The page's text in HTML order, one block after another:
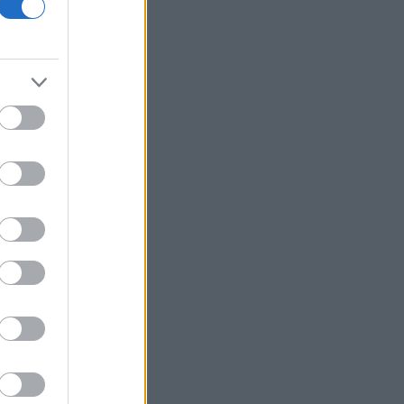
Servicers: Αναστολή οχλήσεων και
νομικών ενεργειών για οφειλές στους
νομικό επίπεδο για τους υπαίτιους της
πυρκαγιάς στη Δυτική Αττική
Η ΕΕ θα χρησιμοποιήσει 1,4 δισ. ευρώ
βοήθεια στην Ουκρανία
Μητσοτάκης: Θα έχουμε μία
καινούργια ΔΕΘ το 2030 και ένα μεγάλο
χώρο πρασίνου στο κέντρο της πόλης
με άγνωστο αντικείμενο κοντά στο
αεροδρόμιο της Λειψίας
Coolcation: Καύσωνες, πυρκαγιές και
υπερτουρισμός εκτοξεύουν τη ζήτηση